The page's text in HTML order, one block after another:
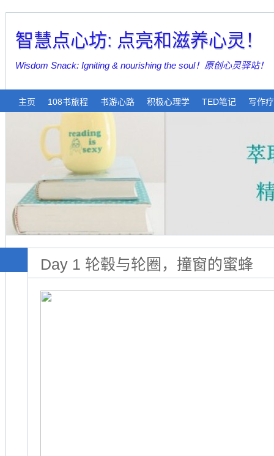
智慧点心坊: 点亮和滋养心灵！
Wisdom Snack: Igniting & nourishing the soul！原创心灵驿站！
主页 108书旅程 书游心路 积极心理学 TED笔记 写作
Day 1 轮毂与轮圈，撞窗的蜜蜂